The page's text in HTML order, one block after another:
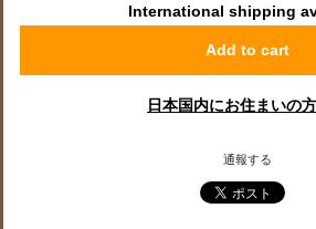
International shipping
Add to cart
日本国内にお住まいの
通報する